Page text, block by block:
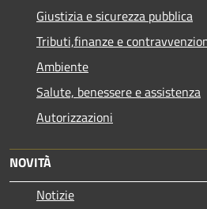
Giustizia e sicurezza pubblica
Tributi,finanze e
Ambiente
Salute, benessere e assistenza
Autorizzazioni
NOVITÀ
Notizie